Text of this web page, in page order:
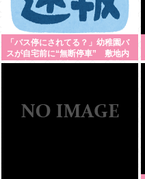
「バス停にされてる？」幼稚園バ
スが自宅前に“無断停車” 敷地内
に侵入も…保護者マナーに「我慢